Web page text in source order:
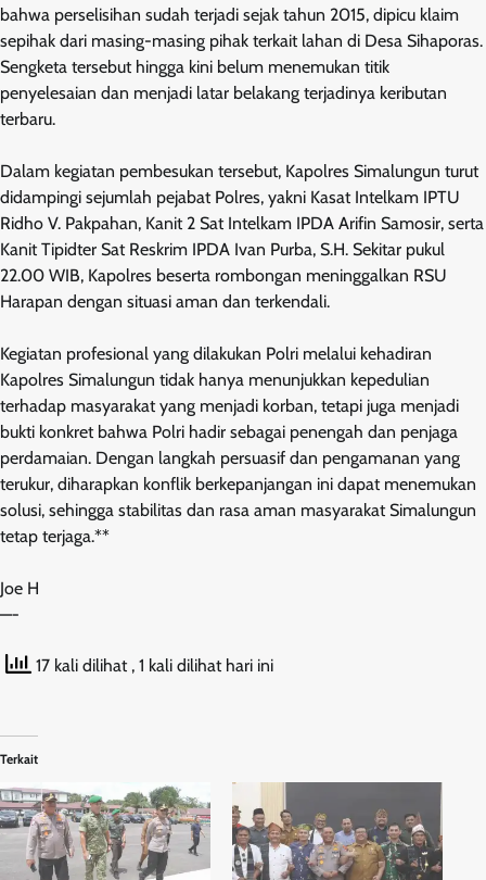
bahwa perselisihan sudah terjadi sejak tahun 2015, dipicu klaim
sepihak dari masing-masing pihak terkait lahan di Desa Sihaporas.
Sengketa tersebut hingga kini belum menemukan titik
penyelesaian dan menjadi latar belakang terjadinya keributan
terbaru.
Dalam kegiatan pembesukan tersebut, Kapolres Simalungun turut
didampingi sejumlah pejabat Polres, yakni Kasat Intelkam IPTU
Ridho V. Pakpahan, Kanit 2 Sat Intelkam IPDA Arifin Samosir, serta
Kanit Tipidter Sat Reskrim IPDA Ivan Purba, S.H. Sekitar pukul
22.00 WIB, Kapolres beserta rombongan meninggalkan RSU
Harapan dengan situasi aman dan terkendali.
Kegiatan profesional yang dilakukan Polri melalui kehadiran
Kapolres Simalungun tidak hanya menunjukkan kepedulian
terhadap masyarakat yang menjadi korban, tetapi juga menjadi
bukti konkret bahwa Polri hadir sebagai penengah dan penjaga
perdamaian. Dengan langkah persuasif dan pengamanan yang
terukur, diharapkan konflik berkepanjangan ini dapat menemukan
solusi, sehingga stabilitas dan rasa aman masyarakat Simalungun
tetap terjaga.**
Joe H
—-
17 kali dilihat , 1 kali dilihat hari ini
Terkait